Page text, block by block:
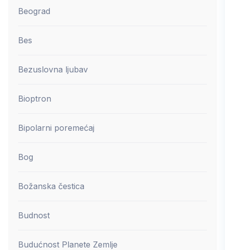
Beograd
Bes
Bezuslovna ljubav
Bioptron
Bipolarni poremećaj
Bog
Božanska čestica
Budnost
Budućnost Planete Zemlje